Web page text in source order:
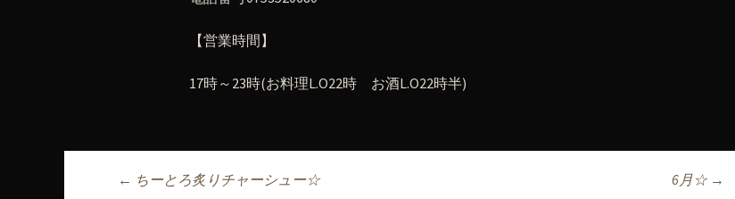
【営業時間】
17時～23時(お料理L.O22時 お酒L.O22時半)
← ちーとろ炙りチャーシュー☆ 6月☆ →